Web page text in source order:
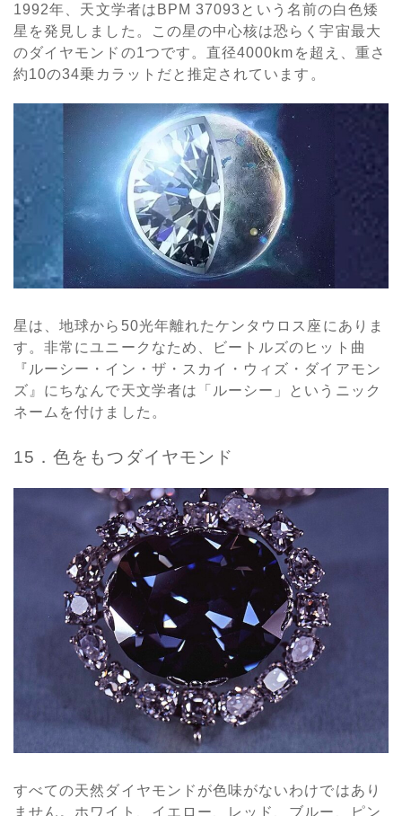
1992年、天文学者はBPM 37093という名前の白色矮
星を発見しました。この星の中心核は恐らく宇宙最大
のダイヤモンドの1つです。直径4000kmを超え、重さ
約10の34乗カラットだと推定されています。
星は、地球から50光年離れたケンタウロス座にありま
す。非常にユニークなため、ビートルズのヒット曲
『ルーシー・イン・ザ・スカイ・ウィズ・ダイアモン
ズ』にちなんで天文学者は「ルーシー」というニック
ネームを付けました。
15．色をもつダイヤモンド
すべての天然ダイヤモンドが色味がないわけではあり
ません。ホワイト、イエロー、レッド、ブルー、ピン